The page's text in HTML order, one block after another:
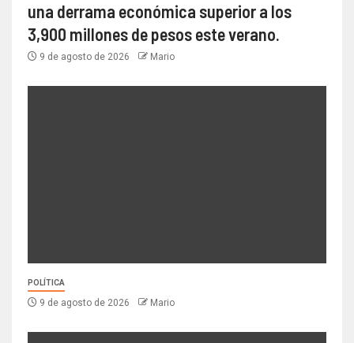
una derrama económica superior a los
3,900 millones de pesos este verano.
9 de agosto de 2026 Mario
POLÍTICA
9 de agosto de 2026 Mario